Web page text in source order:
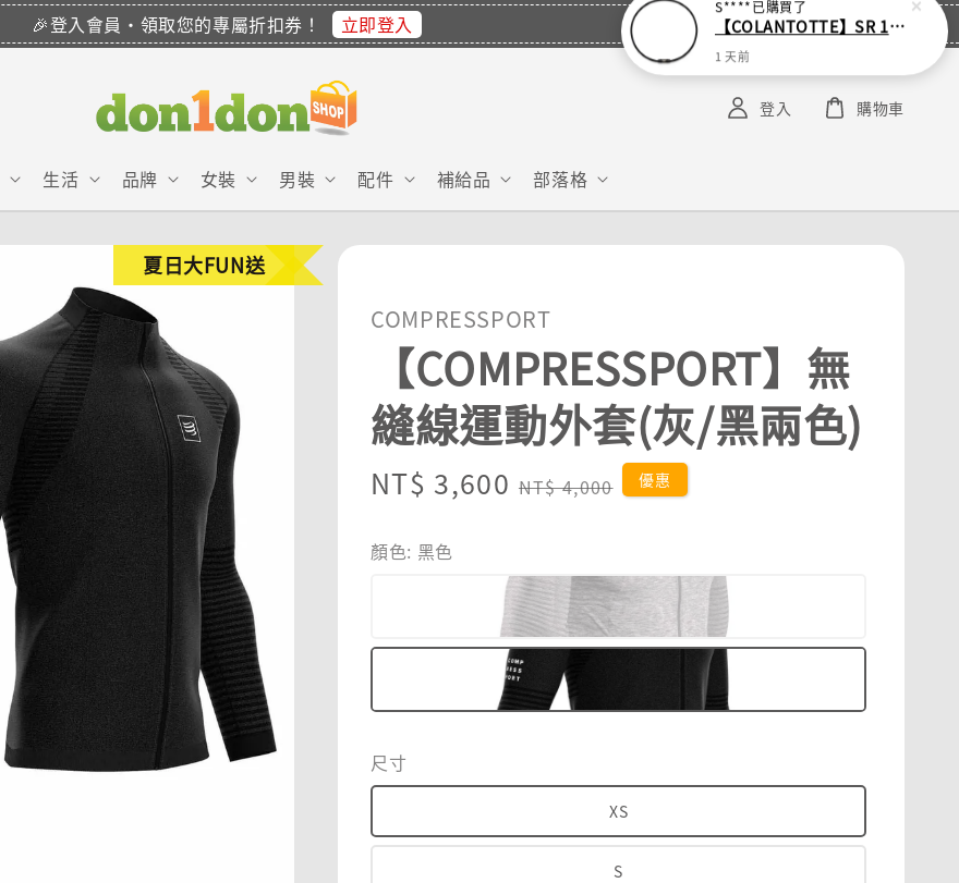
🎉登入會員・領取您的專屬折扣券！ 立即登入
生活 品牌 女裝 男裝 配件 補給品 部落格
登入 購物車
夏日大FUN送
COMPRESSPORT
【COMPRESSPORT】無
縫線運動外套(灰/黑兩色)
Sale
NT$ 3,600 Regular
NT$ 4,000 優惠
顏色: 黑色
尺寸
XS
S
S****已購買了
1 天前